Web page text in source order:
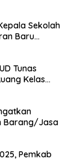
Sekolah
Baru
Tunas
Kelas
Barang/Jasa
Pemkab